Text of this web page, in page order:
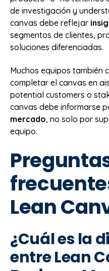
de investigación y
canvas debe reflejar
segmentos de clientes,
soluciones diferenciadas.
Muchos equipos también
completar el canvas en
potential customers o
canvas debe informarse
mercado, no solo por
equipo.
Lean
¿Cuál es la
entre Lean